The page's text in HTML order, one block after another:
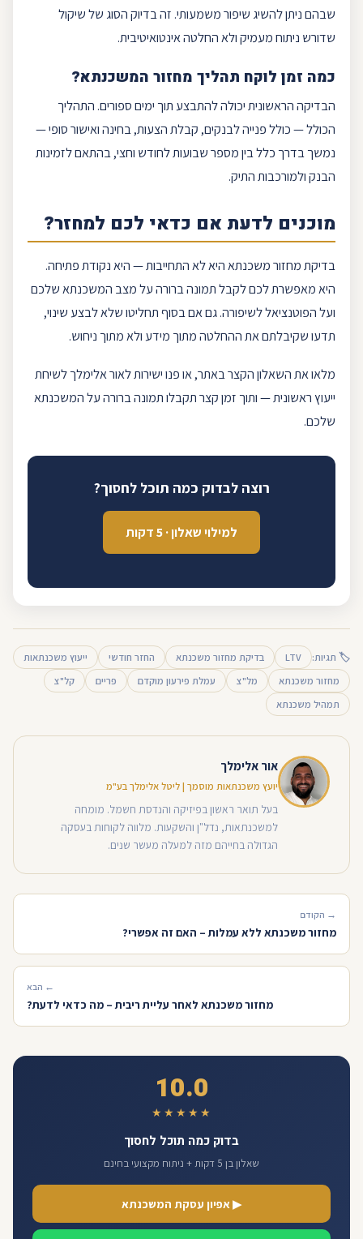
שבהם ניתן להשיג שיפור משמעותי. זה בדיוק הסוג של שיקול
שדורש ניתוח מעמיק ולא החלטה אינטואיטיבית.
כמה זמן לוקח תהליך מחזור המשכנתא?
הבדיקה הראשונית יכולה להתבצע תוך ימים ספורים. התהליך
הכולל — כולל פנייה לבנקים, קבלת הצעות, בחינה ואישור סופי —
נמשך בדרך כלל בין מספר שבועות לחודש וחצי, בהתאם לזמינות
הבנק ולמורכבות התיק.
מוכנים לדעת אם כדאי לכם למחזר?
בדיקת מחזור משכנתא היא לא התחייבות — היא נקודת פתיחה.
היא מאפשרת לכם לקבל תמונה ברורה על מצב המשכנתא שלכם
ועל הפוטנציאל לשיפורה. גם אם בסוף תחליטו שלא לבצע שינוי,
תדעו שקיבלתם את ההחלטה מתוך מידע ולא מתוך ניחוש.
מלאו את השאלוןהקצר באתר, או פנו ישירות לאור אלימלך לשיחת
ייעוץ ראשונית — ותוך זמן קצר תקבלו תמונה ברורה על המשכנתא
שלכם.
רוצה לבדוק כמה תוכל לחסוך?
למילוי שאלון · 5 דקות
🏷 תגיות: LTV בדיקת מחזור משכנתא החזר חודשי
ייעוץ משכנתאות
מחזור משכנתא
מל"צ עמלת פירעון מוקדם פריים
קל"צ
תמהיל משכנתא
אור אלימלך
יועץ משכנתאות מוסמך | ליטל אלימלך בע"מ
בעל תואר ראשון בפיזיקה והנדסת חשמל. מומחה
למשכנתאות, נדל"ן והשקעות. מלווה לקוחות בעסקה
הגדולה בחייהם מזה למעלה מעשר שנים.
→ הקודם
מחזור משכנתא ללא עמלות – האם זה אפשרי?
← הבא
מחזור משכנתא לאחר עליית ריבית – מה כדאי לדעת?
10.0
★★★★★
בדוק כמה תוכל לחסוך
שאלון בן 5 דקות + ניתוח מקצועי בחינם
▶ אפיון עסקת המשכנתא